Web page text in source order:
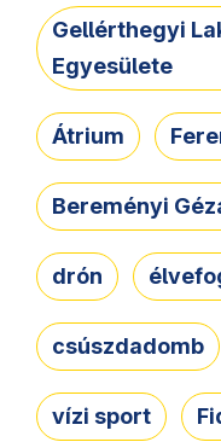
Gellérthegyi
Egyesülete
Átrium
Bereményi
drón
csúszdadomb
vízi sport